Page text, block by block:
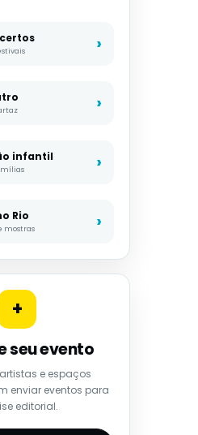
infantil
Rio
mostras
+
seu evento
e espaços
enviar eventos para
editorial.